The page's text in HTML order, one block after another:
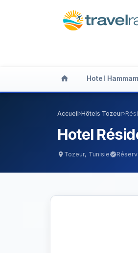
home Hotel
Accueil›Hôtels Tozeur›
Hotel
location_on Tozeur, Tunisieverified